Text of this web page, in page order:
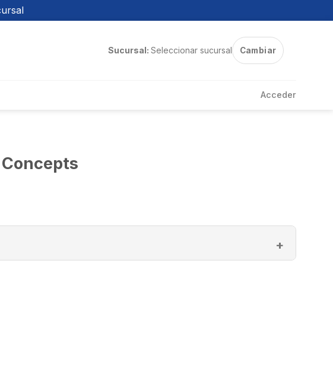
Sucursal: Seleccionar sucursal Cambiar
Acceder